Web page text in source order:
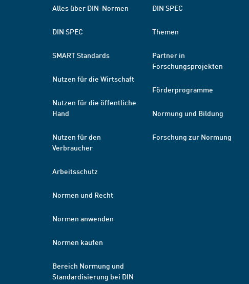
Alles über DIN-Normen
DIN SPEC
SMART Standards
Nutzen für die Wirtschaft
Nutzen für die öffentliche
Hand
Nutzen für den
Verbraucher
Arbeitsschutz
Normen und Recht
Normen anwenden
Normen kaufen
Bereich Normung und
Standardisierung bei DIN
DIN SPEC
Themen
Partner in
Forschungsprojekten
Förderprogramme
Normung und Bildung
Forschung zur Normung